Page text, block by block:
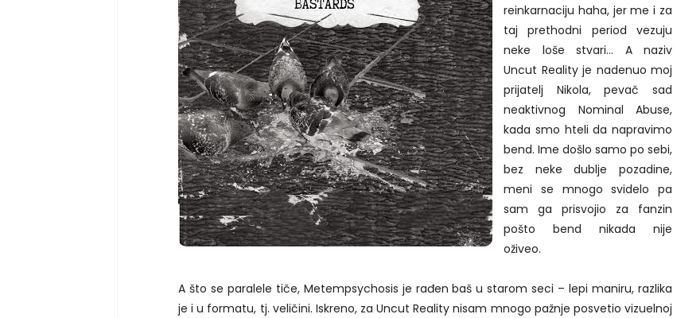
reinkarnaciju haha, jer me i za
taj prethodni period vezuju
neke loše stvari... A naziv
Uncut Reality je nadenuo moj
prijatelj Nikola, pevač sad
neaktivnog Nominal Abuse,
kada smo hteli da napravimo
bend. Ime došlo samo po sebi,
bez neke dublje pozadine,
meni se mnogo svidelo pa
sam ga prisvojio za fanzin
pošto bend nikada nije
oživeo.
A što se paralele tiče, Metempsychosis je rađen baš u starom seci – lepi maniru, razlika
je i u formatu, tj. veličini. Iskreno, za Uncut Reality nisam mnogo pažnje posvetio vizuelnoj